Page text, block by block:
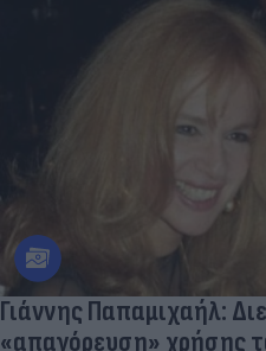
Γιάννης Παπαμιχαήλ:
«απαγόρευση» χρήσης